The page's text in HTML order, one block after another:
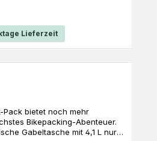
H x T: 25 x 40 x 15
Lieferzeit
Pack bietet noch mehr
Bikepacking-Abenteuer.
Gabeltasche mit 4,1 L nur